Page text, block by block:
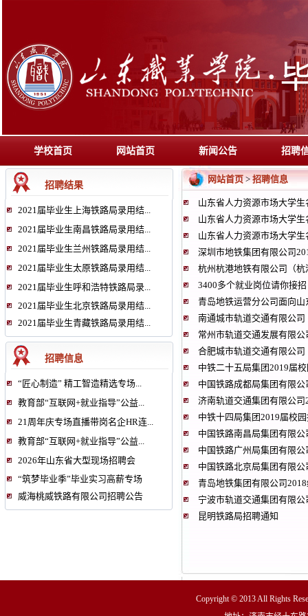
学校首页 网站首页 新闻公告 招聘
招聘结果
2021届毕业生上海铁路局录用结...
2021届毕业生南昌铁路局录用结...
2021届毕业生兰州铁路局录用结...
2021届毕业生太原铁路局录用结...
2021届毕业生呼和浩特铁路局录...
2021届毕业生北京铁路局录用结...
2021届毕业生青藏铁路局录用结...
招聘信息
“匠心制造” 精工智造精选专场...
教育部“互联网+就业指导”公益...
21周年庆专场直播带岗名企HR连...
教育部“互联网+就业指导”公益...
2026年山东省大型现场招聘会
“筑梦毕业季”毕业实习高薪专场
威海桃威铁路有限公司招聘公告
网站首页>招聘信息
山东省人力资源市场大学
山东省人力资源市场大学
山东省人力资源市场大学
深圳市地铁集团有限公司
杭州杭港地铁有限公司（
3400多个就业岗位请你接
青岛地铁运营分公司面向
南通城市轨道交通有限公
常州市轨道交通发展有限
合肥城市轨道交通有限公
中铁二十五局集团2019届
中国铁路成都局集团有限公
济南轨道交通集团有限公
中铁十四局集团2019届校
中国铁路南昌局集团有限公
中国铁路广州局集团有限公
中国铁路北京局集团有限公
青岛地铁集团有限公司
宁波市轨道交通集团有限
昆明铁路局招聘通知
Copyright © 2013 All Rights